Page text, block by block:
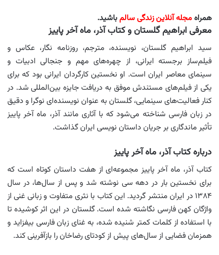
همراهمجله آنلاین زندگی سالمباشید.
معرفی ابراهیم گلستان و کتاب آذر، ماه آخر پاییز
سید ابراهیم گلستان، نویسنده، مترجم، روزنامه‌ نگار، عکاس و
فیلم‌ساز برجسته ایرانی، از چهره‌های مهم و جنجالی ادبیات و
سینمای معاصر ایران است. او نخستین کارگردان ایرانی بود که برای
یکی از فیلم‌های مستندش موفق به دریافت جایزه بین‌المللی شد. در
کنار فعالیت‌های سینمایی، گلستان به‌ عنوان نویسنده‌ای نوگرا و دقیق
در زبان فارسی شناخته می‌شود که با آثاری مانند آذر، ماه آخر پاییز
تأثیر ماندگاری بر جریان داستان‌ نویسی ایران گذاشت.
درباره کتاب آذر، ماه آخر پاییز
کتاب آذر، ماه آخر پاییز مجموعه‌ای از هفت داستان کوتاه است که
برای نخستین‌ بار در دهه سی نوشته شد و پس از سال‌ها، در سال
۱۳۸۴ در ایران منتشر گردید. این کتاب با نثری متفاوت و زبانی غنی از
واژگان کهن فارسی نگاشته شده است. گلستان در این اثر کوشیده تا
با استفاده از کلمات کمتر شنیده‌ شده، به غنای زبان فارسی بیفزاید و
همزمان فضایی از سال‌های پیش از کودتای رضاخان را بازآفرینی کند.